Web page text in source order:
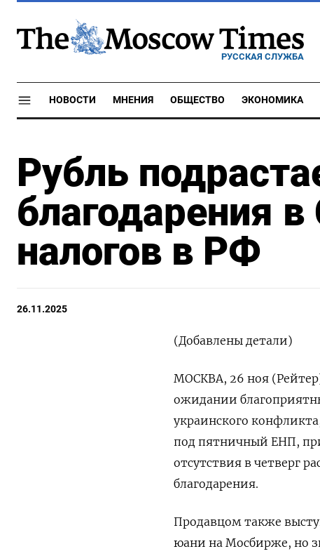
РУССКАЯ СЛУЖБА
НОВОСТИ МНЕНИЯ ОБЩЕСТВО ЭКОНОМИКА
Рубль
благодарения
налогов в РФ
26.11.2025
(Добавлены детали)
МОСКВА, 26 ноя
ожидании
украинского
под пятничный ЕНП,
отсутствия в четверг
благодарения.
Продавцом также
юани на Мосбирже, но